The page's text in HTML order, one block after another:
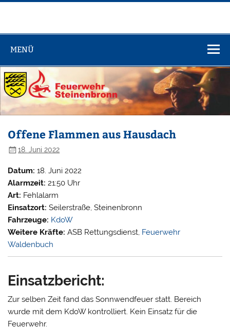
Zum
Steinenbronn
MENÜ
Offene Flammen aus Hausdach
18. Juni 2022
Datum: 18. Juni 2022
Alarmzeit: 21:50 Uhr
Art: Fehlalarm
Einsatzort: Seilerstraße, Steinenbronn
Fahrzeuge: KdoW
Weitere Kräfte: ASB Rettungsdienst, Feuerwehr
Waldenbuch
Einsatzbericht:
Zur selben Zeit fand das Sonnwendfeuer statt. Bereich
wurde mit dem KdoW kontrolliert. Kein Einsatz für die
Feuerwehr.